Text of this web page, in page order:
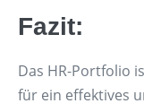
Fazit:
Das HR-Portfolio
für ein effektives